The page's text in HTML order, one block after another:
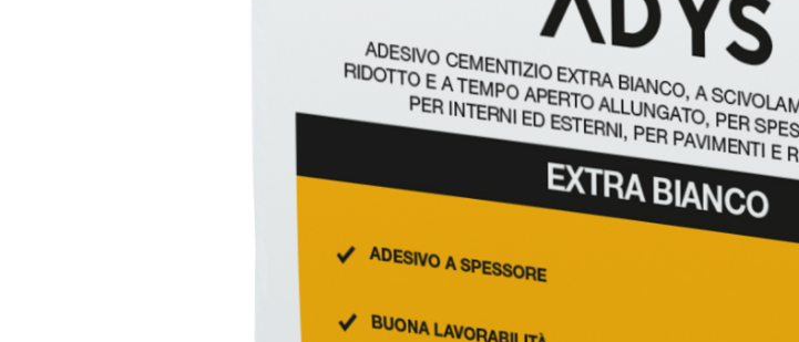
Sistema INTONACATURA E COSTRUZIONE PRODOTTI A BASE CALCE AEREA
Intonaco di fondo bianco fibrorinforzato a base di calce aerea, per